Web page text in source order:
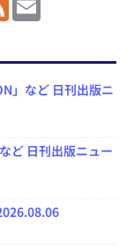
e
l
」など 日刊出版ニ
ど 日刊出版ニュー